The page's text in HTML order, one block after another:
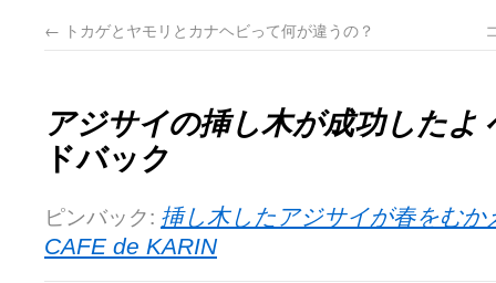
← トカゲとヤモリとカナヘビって何が違うの？
アジサイの挿し木が成功したよ
ドバック
ピンバック: 挿し木したアジサイが春をむ
CAFE de KARIN